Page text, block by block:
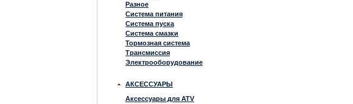
Разное
Система питания
Система пуска
Система смазки
Тормозная система
Трансмиссия
Электрооборудование
АКСЕССУАРЫ
Аксессуары для ATV